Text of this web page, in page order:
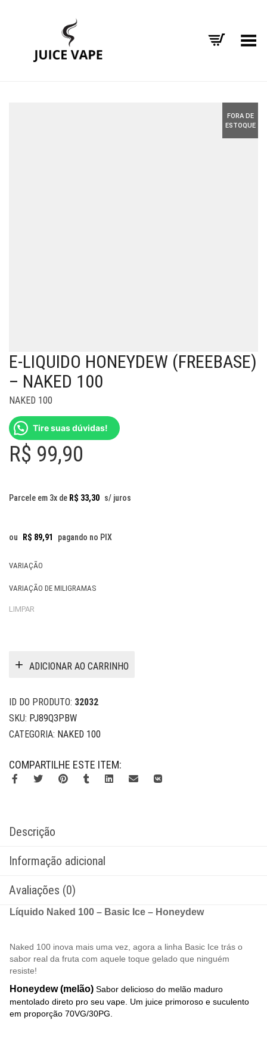
Alternar Menu
FORA DE
ESTOQUE
E-LIQUIDO HONEYDEW (FREEBASE)
– NAKED 100
NAKED 100
Tire suas dúvidas!
R$ 99,90
Parcele em 3x de R$ 33,30 s/ juros
ou R$ 89,91 pagando no PIX
VARIAÇÃO
VARIAÇÃO DE MILIGRAMAS
LIMPAR
ADICIONAR AO CARRINHO
ID DO PRODUTO: 32032
SKU: PJ89Q3PBW
CATEGORIA: NAKED 100
COMPARTILHE ESTE ITEM:
Descrição
Informação adicional
Avaliações (0)
Líquido Naked 100 – Basic Ice – Honeydew
Naked 100 inova mais uma vez, agora a linha Basic Ice trás o
sabor real da fruta com aquele toque gelado que ninguém
resiste!
Honeydew (melão) Sabor delicioso do melão maduro
mentolado direto pro seu vape. Um juice primoroso e suculento
em proporção 70VG/30PG.